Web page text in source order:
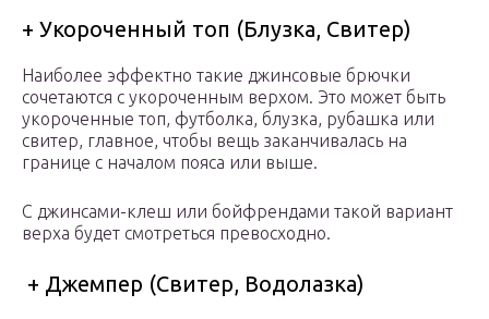
+ Укороченный топ (Блузка, Свитер)
Наиболее эффектно такие джинсовые брючки
сочетаются с укороченным верхом. Это может быть
укороченные топ, футболка, блузка, рубашка или
свитер, главное, чтобы вещь заканчивалась на
границе с началом пояса или выше.
С джинсами-клеш или бойфрендами такой вариант
верха будет смотреться превосходно.
+ Джемпер (Свитер, Водолазка)